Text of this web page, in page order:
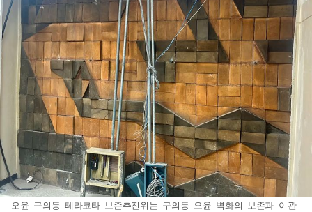
오윤 구의동 테라코타 보존추진위는 구의동 오윤 벽화의 보존과 이관